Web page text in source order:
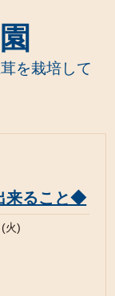
を栽培して
来ること◆
火)